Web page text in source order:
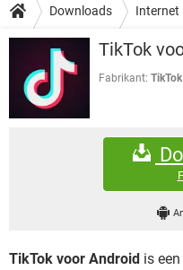
INSTAGRAM
NETFLIX
GRATIS
TIKTOK
VIDEOBELLEN
INSTAGRAM
NETFLIX
DOWNLOADS
VIDEOBELLEN
INSTAGRAM
FORUM
GRATIS
Downloads Internet
TikTok
Fabrikant:
TikTok voor Android is